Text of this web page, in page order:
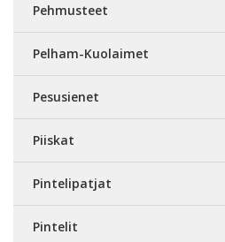
Pehmusteet
Pelham-Kuolaimet
Pesusienet
Piiskat
Pintelipatjat
Pintelit